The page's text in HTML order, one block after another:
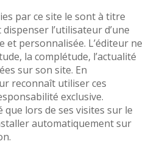
par ce site le sont à titre
l’utilisateur d’une
et personnalisée. L’éditeur ne
la complétude, l’actualité
sur son site. En
reconnaît utiliser ces
exclusive.
lors de ses visites sur le
automatiquement sur